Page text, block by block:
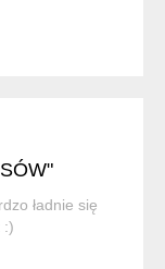
ładnie się
:)